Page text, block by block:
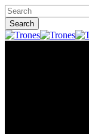
Skip
to
main
content
Search
Close